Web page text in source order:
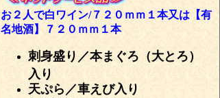
お２人で白ワイン/７２０ｍｍ１本又は【有
名地酒】７２０ｍｍ１本
刺身盛り／本まぐろ（大とろ）
入り
天ぷら／車えび入り